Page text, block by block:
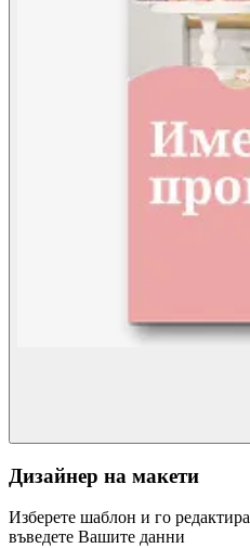
Дизайнер на макети
Изберете шаблон и го
въведете Вашите данни